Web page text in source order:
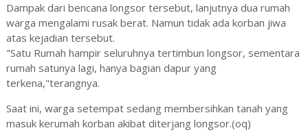
Dampak dari bencana longsor tersebut, lanjutnya dua rumah
warga mengalami rusak berat. Namun tidak ada korban jiwa
atas kejadian tersebut.
"Satu Rumah hampir seluruhnya tertimbun longsor, sementara
rumah satunya lagi, hanya bagian dapur yang
terkena,"terangnya.
Saat ini, warga setempat sedang membersihkan tanah yang
masuk kerumah korban akibat diterjang longsor.(oq)